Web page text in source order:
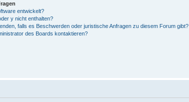
entwickelt?
y nicht enthalten?
falls es Beschwerden oder juristische Anfragen zu diesem Forum gibt?
des Boards kontaktieren?